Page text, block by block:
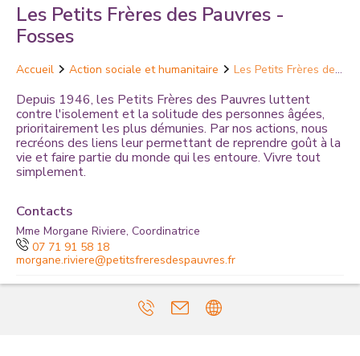
Les Petits Frères des Pauvres -
Fosses
Accueil Action sociale et humanitaire
Les Petits Frères des
Depuis 1946, les Petits Frères des Pauvres luttent
contre l'isolement et la solitude des personnes âgées,
prioritairement les plus démunies. Par nos actions, nous
recréons des liens leur permettant de reprendre goût à la
vie et faire partie du monde qui les entoure. Vivre tout
simplement.
Contacts
Mme Morgane Riviere, Coordinatrice
07 71 91 58 18
morgane.riviere@petitsfreresdespauvres.fr